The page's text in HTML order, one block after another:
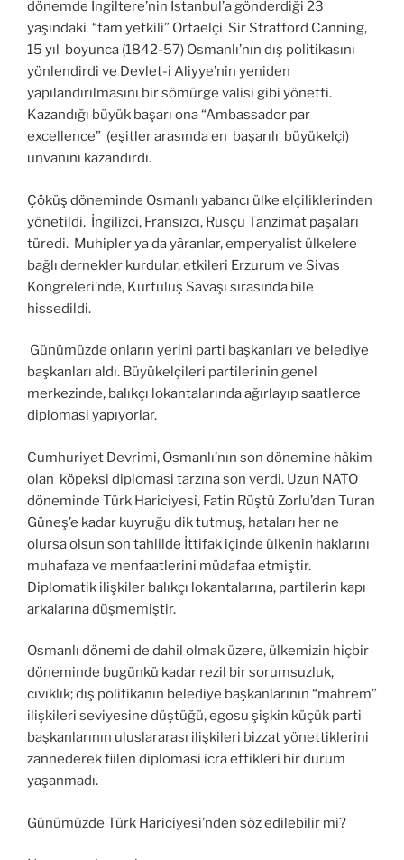
dönemde İngiltere’nin İstanbul’a gönderdiği 23
yaşındaki “tam yetkili” Ortaelçi Sir Stratford Canning,
15 yıl boyunca (1842-57) Osmanlı’nın dış politikasını
yönlendirdi ve Devlet-i Aliyye’nin yeniden
yapılandırılmasını bir sömürge valisi gibi yönetti.
Kazandığı büyük başarı ona “Ambassador par
excellence” (eşitler arasında en başarılı büyükelçi)
unvanını kazandırdı.
Çöküş döneminde Osmanlı yabancı ülke elçiliklerinden
yönetildi. İngilizci, Fransızcı, Rusçu Tanzimat paşaları
türedi. Muhipler ya da yâranlar, emperyalist ülkelere
bağlı dernekler kurdular, etkileri Erzurum ve Sivas
Kongreleri’nde, Kurtuluş Savaşı sırasında bile
hissedildi.
Günümüzde onların yerini parti başkanları ve belediye
başkanları aldı. Büyükelçileri partilerinin genel
merkezinde, balıkçı lokantalarında ağırlayıp saatlerce
diplomasi yapıyorlar.
Cumhuriyet Devrimi, Osmanlı’nın son dönemine hâkim
olan köpeksi diplomasi tarzına son verdi. Uzun NATO
döneminde Türk Hariciyesi, Fatin Rüştü Zorlu’dan Turan
Güneş’e kadar kuyruğu dik tutmuş, hataları her ne
olursa olsun son tahlilde İttifak içinde ülkenin haklarını
muhafaza ve menfaatlerini müdafaa etmiştir.
Diplomatik ilişkiler balıkçı lokantalarına, partilerin kapı
arkalarına düşmemiştir.
Osmanlı dönemi de dahil olmak üzere, ülkemizin hiçbir
döneminde bugünkü kadar rezil bir sorumsuzluk,
cıvıklık; dış politikanın belediye başkanlarının “mahrem”
ilişkileri seviyesine düştüğü, egosu şişkin küçük parti
başkanlarının uluslararası ilişkileri bizzat yönettiklerini
zannederek fiilen diplomasi icra ettikleri bir durum
yaşanmadı.
Günümüzde Türk Hariciyesi’nden söz edilebilir mi?